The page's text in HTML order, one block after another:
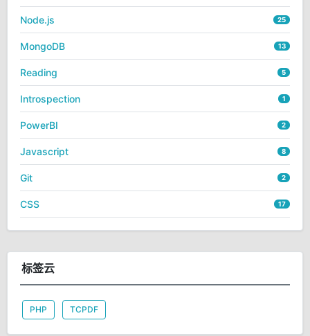
Node.js 25
MongoDB 13
Reading 5
Introspection 1
PowerBI 2
Javascript 8
Git 2
CSS 17
标签云
PHP TCPDF